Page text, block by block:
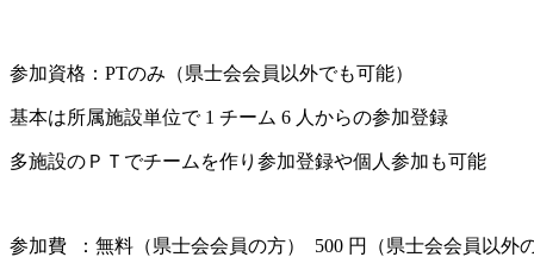
参加資格：PTのみ（県士会会員以外でも可能）
基本は所属施設単位で 1 チーム 6 人からの参加登録
多施設のＰＴでチームを作り参加登録や個人参加も可能
参加費 ：無料（県士会会員の方） 500 円（県士会会員以外